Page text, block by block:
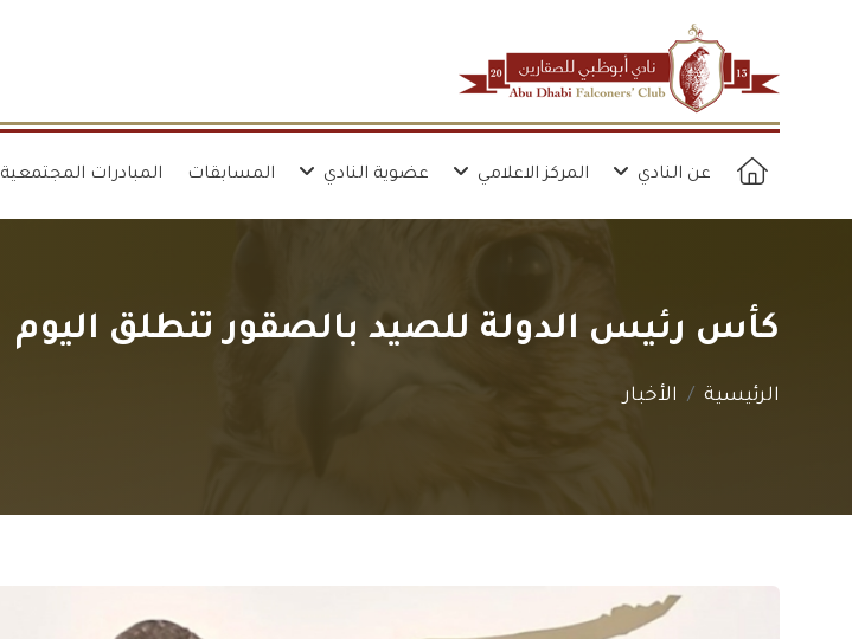
عن النادي المركز الاعلامي عضوية النادي المسابقات المبادرات المجتمعية
كأس رئيس الدولة للصيد بالصقور تنطلق اليوم
الرئيسية الأخبار